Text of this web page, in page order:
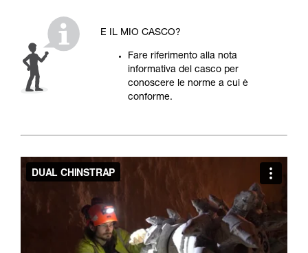
E IL MIO CASCO?
Fare riferimento alla nota
informativa del casco per
conoscere le norme a cui è
conforme.